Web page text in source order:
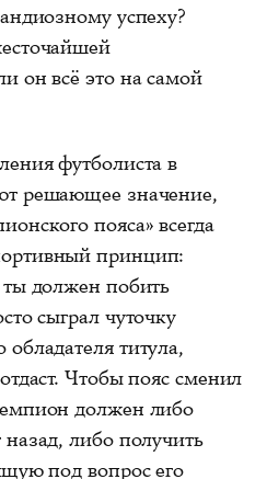
успеху?
он всё это на самой
футболиста в
решающее значение,
пояса» всегда
принцип:
должен побить
сыграл чуточку
титула,
Чтобы пояс сменил
должен либо
либо получить
под вопрос его